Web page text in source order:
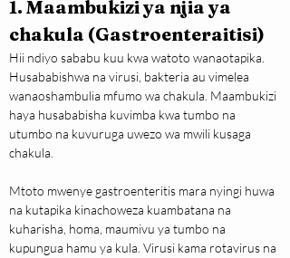
1. Maambukizi ya njia ya
chakula (Gastroenteraitisi)
Hii ndiyo sababu kuu kwa watoto wanaotapika.
Husababishwa na virusi, bakteria au vimelea
wanaoshambulia mfumo wa chakula. Maambukizi
haya husababisha kuvimba kwa tumbo na
utumbo na kuvuruga uwezo wa mwili kusaga
chakula.
Mtoto mwenye gastroenteritis mara nyingi huwa
na kutapika kinachoweza kuambatana na
kuharisha, homa, maumivu ya tumbo na
kupungua hamu ya kula. Virusi kama rotavirus na